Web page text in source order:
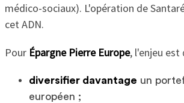
médico-sociaux). L'opération de
cet ADN.
Pour Épargne Pierre Europe, l'enjeu est
diversifier davantage un
européen ;